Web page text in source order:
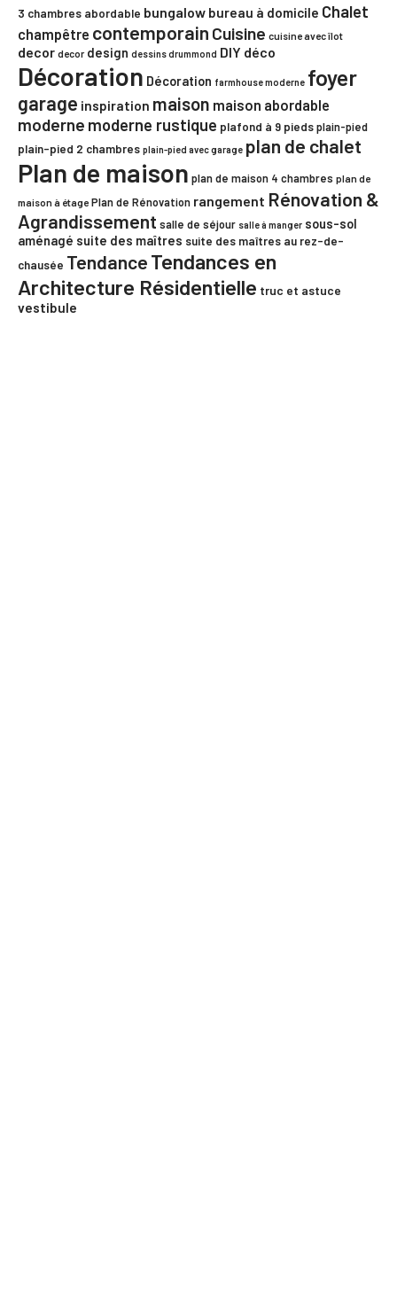
3 chambres abordable bungalow bureau à domicile Chalet
champêtre contemporain Cuisine cuisine avec îlot
decor decor design dessins drummond DIY déco
Décoration Décoration farmhouse moderne foyer
garage inspiration maison maison abordable
moderne moderne rustique plafond à 9 piedsplain-pied
plain-pied 2 chambres plain-pied avec garage plan de chalet
Plan de maison plan de maison 4 chambres plan de
maison à étage Plan de Rénovation rangement Rénovation &
Agrandissement salle de séjour salle à manger sous-sol
aménagé suite des maîtres suite des maîtres au rez-de-
chausée Tendance Tendances en
Architecture Résidentielle truc et astuce
vestibule